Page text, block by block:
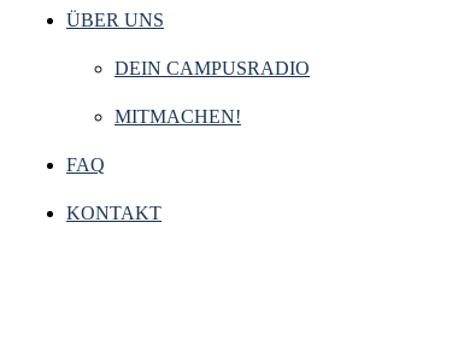
ÜBER UNS
DEIN CAMPUSRADIO
MITMACHEN!
FAQ
KONTAKT